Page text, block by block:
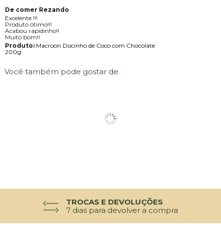
De comer Rezando
Excelente !!!
Produto ótimo!!!
Acabou rapidinho!!
Muito bom!!
Produto:Macroon Docinho de Coco com Chocolate
200g
Você também pode gostar de
TROCAS E DEVOLUÇÕES
7 dias para devolver a compra